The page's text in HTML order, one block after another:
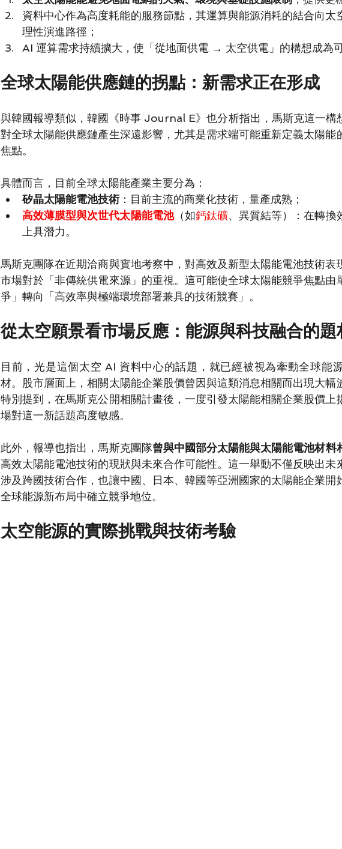
資料中心作為高度耗能的服務節點，其運算與能源消耗的結合向太
理性演進路徑；
AI 運算需求持續擴大，使「從地面供電 → 太空供電」的構想成為
全球太陽能供應鏈的拐點：新需求正在形成
與韓國報導類似，韓國《時事 Journal E》也分析指出，馬斯克這一構
對全球太陽能供應鏈產生深遠影響，尤其是需求端可能重新定義太陽能
焦點。
具體而言，目前全球太陽能產業主要分為：
矽晶太陽能電池技術：目前主流的商業化技術，量產成熟；
高效薄膜型與次世代太陽能電池（如鈣鈦礦、異質結等）：在轉換
上具潛力。
馬斯克團隊在近期洽商與實地考察中，對高效及新型太陽能電池技術表
市場對於「非傳統供電來源」的重視。這可能使全球太陽能競爭焦點由
爭」轉向「高效率與極端環境部署兼具的技術競賽」。
從太空願景看市場反應：能源與科技融合的題
目前，光是這個太空 AI 資料中心的話題，就已經被視為牽動全球能
材。股市層面上，相關太陽能企業股價曾因與這類消息相關而出現大幅
特別提到，在馬斯克公開相關計畫後，一度引發太陽能相關企業股價上
場對這一新話題高度敏感。
此外，報導也指出，馬斯克團隊曾與中國部分太陽能與太陽能電池材料
高效太陽能電池技術的現狀與未來合作可能性。這一舉動不僅反映出未
涉及跨國技術合作，也讓中國、日本、韓國等亞洲國家的太陽能企業開
全球能源新布局中確立競爭地位。
太空能源的實際挑戰與技術考驗